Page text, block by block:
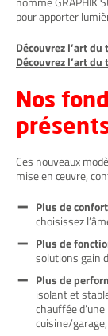
pour apporter
Découvrez l’art du
Découvrez l’art du
Nos
Ces nouveaux
mise en œuvre,
Plus de confort
choisissez
Plus de
solutions gain
Plus de
isolant et
chauffée
cuisine/